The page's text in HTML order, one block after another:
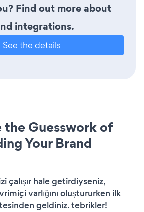
Find out more about
integrations.
See the details
the Guesswork of
Your Brand
çalışır hale getirdiyseniz,
varlığını oluştururken ilk
geldiniz. tebrikler!